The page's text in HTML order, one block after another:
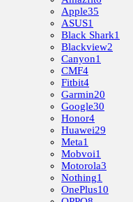
Apple35
ASUS1
Black Shark1
Blackview2
Canyon1
CMF4
Fitbit4
Garmin20
Google30
Honor4
Huawei29
Meta1
Mobvoi1
Motorola3
Nothing1
OnePlus10